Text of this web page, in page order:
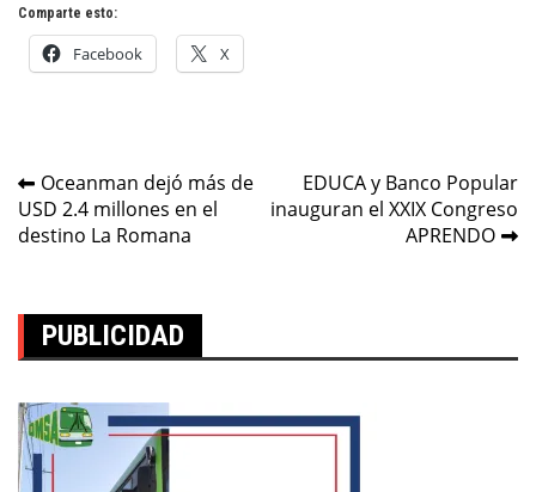
Comparte esto:
Facebook X
Navegación
de
Oceanman dejó más de
USD 2.4 millones en el
destino La Romana
EDUCA y Banco Popular
inauguran el XXIX Congreso
APRENDO
PUBLICIDAD